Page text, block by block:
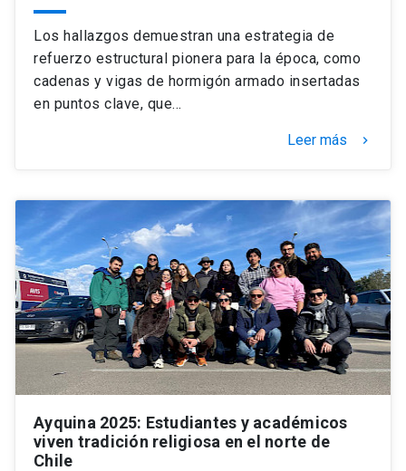
Los hallazgos demuestran una estrategia de
refuerzo estructural pionera para la época, como
cadenas y vigas de hormigón armado insertadas
en puntos clave, que…
Leer más keyboard_arrow_right
Ayquina 2025: Estudiantes y académicos
viven tradición religiosa en el norte de
Chile